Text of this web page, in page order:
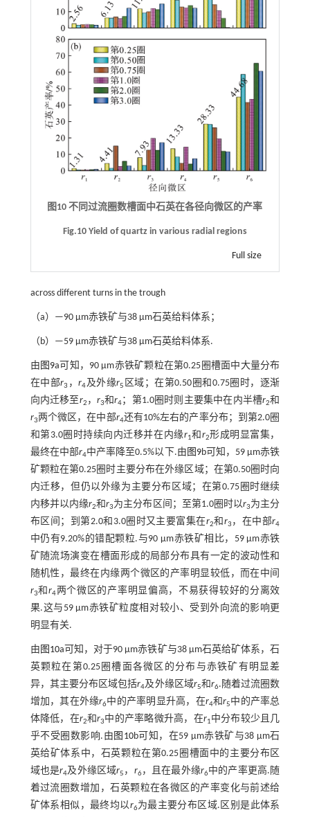
图10 不同过流圈数槽面中石英在各径向微区的产率
Fig.10 Yield of quartz in various radial regions
Full size
across different turns in the trough
（a）—90 μm赤铁矿与38 μm石英给料体系；
（b）—59 μm赤铁矿与38 μm石英给料体系.
由 图9a可知，90 μm赤铁矿颗粒在第0.25圈槽面中大量分布
在中部r3 ，r4及外缘r5 区域；在第0.50圈和0.75圈时，逐渐
向内迁移至r2 ， r3和r4；第1.0圈时则主要集中在内半槽r2和
r3两个微区，在中部r4还有10%左右的产率分布；到第2.0圈
和第3.0圈时持续向内迁移并在内缘r1和 r2形成明显富集，
最终在中部r4中产率降至0.5%以下.由 图9b可知，59 μm赤铁
矿颗粒在第0.25圈时主要分布在外缘区域；在第0.50圈时向
内迁移，但仍以外缘为主要分布区域；在第0.75圈时继续
内移并以内缘r2和r3为主分布区间；至第1.0圈时以r3为主分
布区间；到第2.0和3.0圈时又主要富集在r2和 r3 ，在中部r4
中仍有9.20%的错配颗粒.与90 μm赤铁矿相比，59 μm赤铁
矿随流场演变在槽面形成的局部分布具有一定的波动性和
随机性，最终在内缘两个微区的产率明显较低，而在中间
r3和 r4两个微区的产率明显偏高，不易获得较好的分离效
果.这与59 μm赤铁矿粒度相对较小、受到外向流的影响更
明显有关.
由 图10a可知，对于90 μm赤铁矿与38 μm石英给矿体系，石
英颗粒在第0.25圈槽面各微区的分布与赤铁矿有明显差
异，其主要分布区域包括r4及外缘区域r5和r6.随着过流圈数
增加，其在外缘r6中的产率明显升高，在r4和r5中的产率总
体降低，在r2和r3中的产率略微升高，在r1中分布较少且几
乎不受圈数影响.由 图10b可知，在59 μm赤铁矿与38 μm石
英给矿体系中，石英颗粒在第0.25圈槽面中的主要分布区
域也是r4及外缘区域r5 ， r6，且在最外缘r6中的产率更高.随
着过流圈数增加，石英颗粒在各微区的产率变化与前述给
矿体系相似，最终均以r6为最主要分布区域.区别是此体系